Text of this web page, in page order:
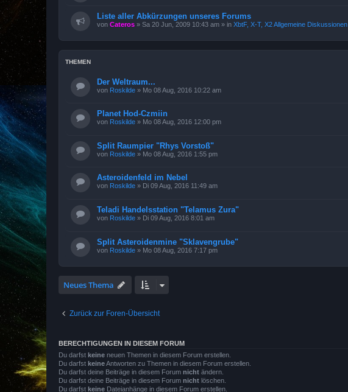
Liste aller Abkürzungen unseres Forums
von Cateros » Sa 20 Jun, 2009 10:43 am » in XbtF, X-T, X2 Allgemeine Diskussionen
THEMEN
Der Weltraum...
von Roskilde » Mo 08 Aug, 2016 10:22 am
Planet Hod-Czmiin
von Roskilde » Mo 08 Aug, 2016 12:00 pm
Split Raumpier "Rhys Vorstoß"
von Roskilde » Mo 08 Aug, 2016 1:55 pm
Asteroidenfeld im Nebel
von Roskilde » Di 09 Aug, 2016 11:49 am
Teladi Handelsstation "Telamus Zura"
von Roskilde » Di 09 Aug, 2016 8:01 am
Split Asteroidenmine "Sklavengrube"
von Roskilde » Mo 08 Aug, 2016 7:17 pm
Neues Thema
Zurück zur Foren-Übersicht
BERECHTIGUNGEN IN DIESEM FORUM
Du darfst keine neuen Themen in diesem Forum erstellen.
Du darfst keineAntworten zu Themen in diesem Forum erstellen.
Du darfst deine Beiträge in diesem Forum nicht ändern.
Du darfst deine Beiträge in diesem Forum nicht löschen.
Du darfst keine Dateianhänge in diesem Forum erstellen.